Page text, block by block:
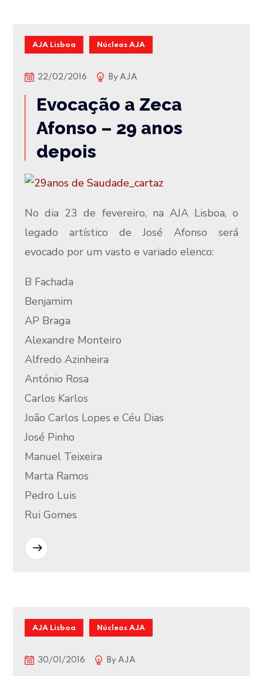
AJA Lisboa Núcleos AJA
22/02/2016 ByAJA
Evocação a Zeca
Afonso – 29 anos
depois
No dia 23 de fevereiro, na AJA Lisboa, o
legado artístico de José Afonso será
evocado por um vasto e variado elenco:
B Fachada
Benjamim
AP Braga
Alexandre Monteiro
Alfredo Azinheira
António Rosa
Carlos Karlos
João Carlos Lopes e Céu Dias
José Pinho
Manuel Teixeira
Marta Ramos
Pedro Luis
Rui Gomes
AJA Lisboa Núcleos AJA
30/01/2016 ByAJA